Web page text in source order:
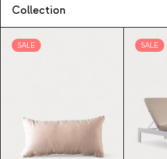
Collection
SALE SALE